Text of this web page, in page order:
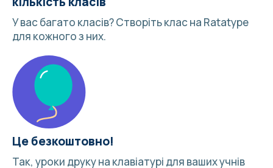
У вас багато класів?Створіть клас на Ratatype
для кожного з них.
Це безкоштовно!
Так, уроки друку на клавіатурі для ваших учнів